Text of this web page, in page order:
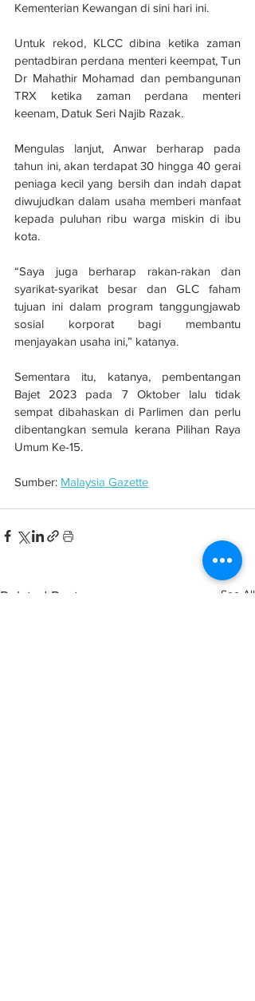
Kementerian Kewangan di sini hari ini.
Untuk rekod, KLCC dibina ketika zaman
pentadbiran perdana menteri keempat, Tun
Dr Mahathir Mohamad dan pembangunan
TRX ketika zaman perdana menteri
keenam, Datuk Seri Najib Razak.
Mengulas lanjut, Anwar berharap pada
tahun ini, akan terdapat 30 hingga 40 gerai
peniaga kecil yang bersih dan indah dapat
diwujudkan dalam usaha memberi manfaat
kepada puluhan ribu warga miskin di ibu
kota.
“Saya juga berharap rakan-rakan dan
syarikat-syarikat besar dan GLC faham
tujuan ini dalam program tanggungjawab
sosial korporat bagi membantu
menjayakan usaha ini,” katanya.
Sementara itu, katanya, pembentangan
Bajet 2023 pada 7 Oktober lalu tidak
sempat dibahaskan di Parlimen dan perlu
dibentangkan semula kerana Pilihan Raya
Umum Ke-15.
Sumber: Malaysia Gazette
Related Posts See All